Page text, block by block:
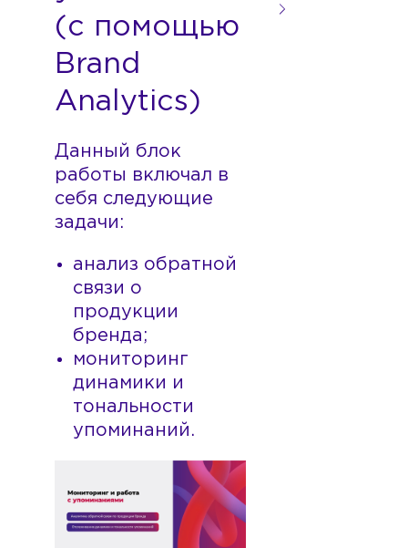
Данный блок
работы включал в
себя следующие
задачи:
анализ обратной
связи о
продукции
бренда;
мониторинг
динамики и
тональности
упоминаний.